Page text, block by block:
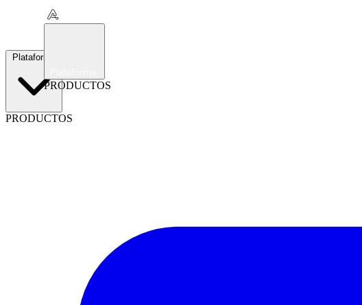
PRODUCTOS
Plataforma
PRODUCTOS